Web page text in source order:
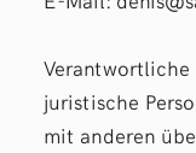
juristische
mit anderen